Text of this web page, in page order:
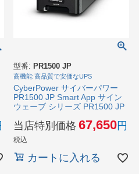
型番: PR1500 JP
高機能 高品質で安価なUPS
CyberPower サイバーパワー
PR1500 JP Smart App サイン
ウェーブ シリーズ PR1500 JP
当店特別価格 67,650
税込
カートに入れる